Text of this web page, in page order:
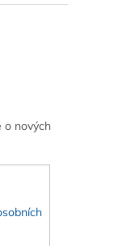
o nových